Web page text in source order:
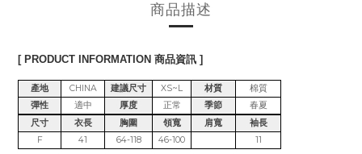
商品描述
[ PRODUCT INFORMATION 商品資訊 ]
產地 CHINA 建議尺寸 XS~L 材質
棉質
彈性
適中 厚度 正常 季節
春夏
尺寸
衣長 胸圍 領寬 肩寬
袖長
F
41 64-118 46-100 11